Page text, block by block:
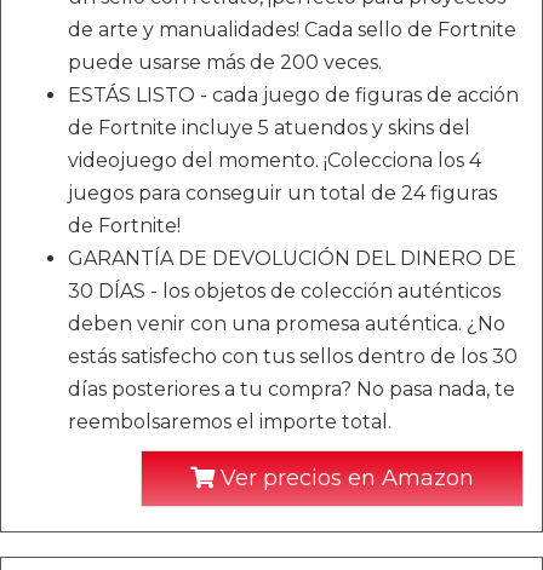
de arte y manualidades! Cada sello de Fortnite
puede usarse más de 200 veces.
ESTÁS LISTO - cada juego de figuras de acción
de Fortnite incluye 5 atuendos y skins del
videojuego del momento. ¡Colecciona los 4
juegos para conseguir un total de 24 figuras
de Fortnite!
GARANTÍA DE DEVOLUCIÓN DEL DINERO DE
30 DÍAS - los objetos de colección auténticos
deben venir con una promesa auténtica. ¿No
estás satisfecho con tus sellos dentro de los 30
días posteriores a tu compra? No pasa nada, te
reembolsaremos el importe total.
Ver precios en Amazon